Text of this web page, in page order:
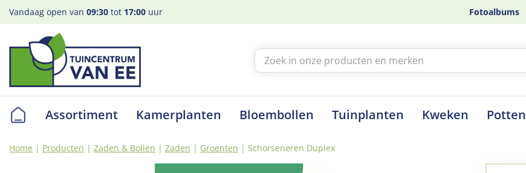
Ga
naar
Home Producten Zaden & Bollen Zaden Groenten Schorseneren Duplex
Vandaag open van 09:30 tot 17:00 uur Fotoalbums
Assortiment Kamerplanten Bloembollen Tuinplanten Kweken Potten